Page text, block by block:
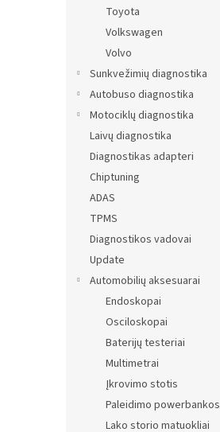
Toyota
Volkswagen
Volvo
Sunkvežimių diagnostika
Autobuso diagnostika
Motociklų diagnostika
Laivų diagnostika
Diagnostikas adapteri
Chiptuning
ADAS
TPMS
Diagnostikos vadovai
Update
Automobilių aksesuarai
Endoskopai
Osciloskopai
Baterijų testeriai
Multimetrai
Įkrovimo stotis
Paleidimo powerbankos
Lako storio matuokliai